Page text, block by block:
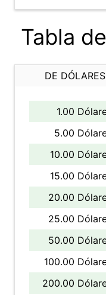
Tabla
DE
1.00
5.00
10.00
15.00
20.00
25.00
50.00
100.00
200.00